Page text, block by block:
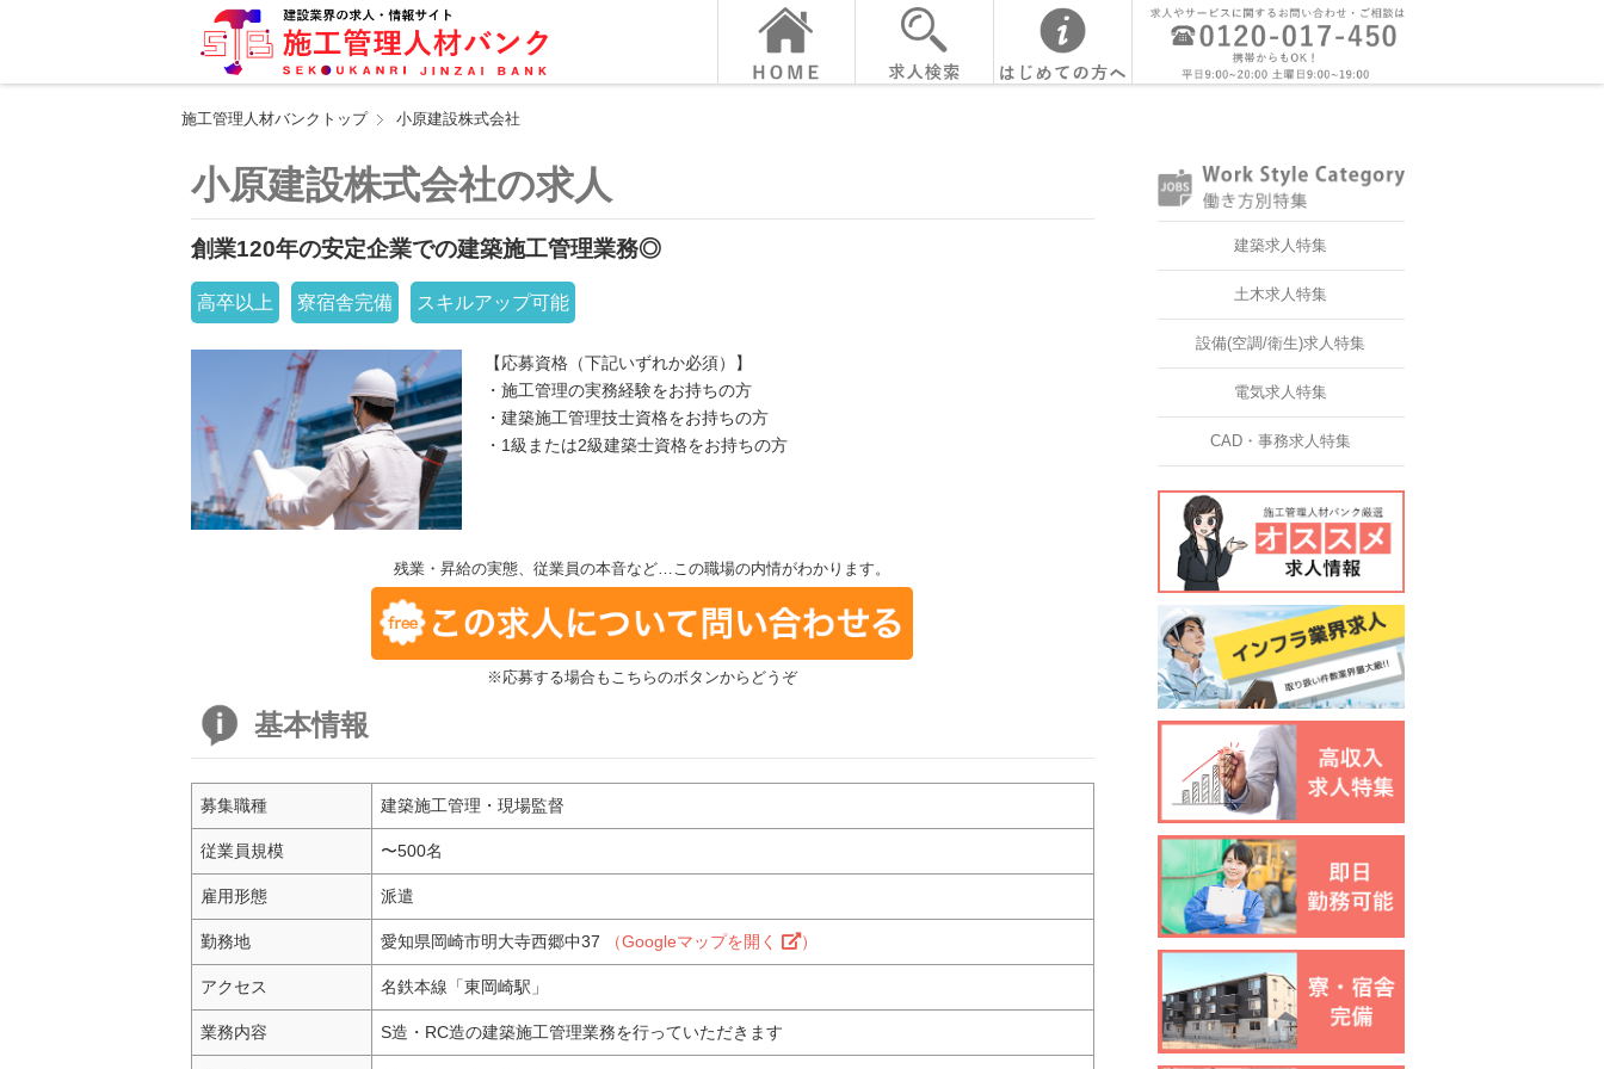
施工管理人材バンクトップ 小原建設株式会社
小原建設株式会社の求人
創業120年の安定企業での建築施工管理業務◎
高卒以上 寮宿舎完備 スキルアップ可能
【応募資格（下記いずれか必須）】
・施工管理の実務経験をお持ちの方
・建築施工管理技士資格をお持ちの方
・1級または2級建築士資格をお持ちの方
残業・昇給の実態、従業員の本音など…この職場の内情がわかります。
※応募する場合もこちらのボタンからどうぞ
基本情報
募集職種 建築施工管理・現場監督
従業員規模 〜500名
雇用形態 派遣
勤務地 愛知県岡崎市明大寺西郷中37 （Googleマップを開く ）
アクセス 名鉄本線「東岡崎駅」
業務内容 S造・RC造の建築施工管理業務を行っていただきます
建築求人特集
土木求人特集
設備(空調/衛生)求人特集
電気求人特集
CAD・事務求人特集